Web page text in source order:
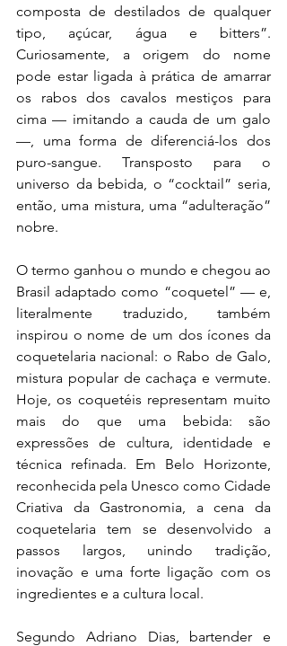
composta de destilados de qualquer
tipo, açúcar, água e bitters”.
Curiosamente, a origem do nome
pode estar ligada à prática de amarrar
os rabos dos cavalos mestiços para
cima — imitando a cauda de um galo
—, uma forma de diferenciá-los dos
puro-sangue. Transposto para o
universo da bebida, o “cocktail” seria,
então, uma mistura, uma “adulteração”
nobre.
O termo ganhou o mundo e chegou ao
Brasil adaptado como “coquetel” — e,
literalmente traduzido, também
inspirou o nome de um dos ícones da
coquetelaria nacional: o Rabo de Galo,
mistura popular de cachaça e vermute.
Hoje, os coquetéis representam muito
mais do que uma bebida: são
expressões de cultura, identidade e
técnica refinada. Em Belo Horizonte,
reconhecida pela Unesco como Cidade
Criativa da Gastronomia, a cena da
coquetelaria tem se desenvolvido a
passos largos, unindo tradição,
inovação e uma forte ligação com os
ingredientes e a cultura local.
Segundo Adriano Dias, bartender e